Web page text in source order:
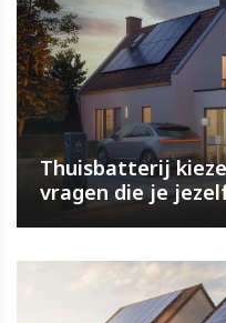
Thuisbatterij
vragen die je